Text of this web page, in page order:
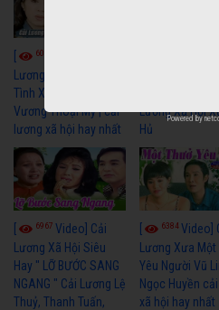
6051
Lương Xưa : Nghĩa Cũ
Tình Xưa - Minh
Vương Thoại Mỹ | cải
lương xã hội hay nhất
Lương Xã Hội
Hủ
6967 Video] Cải
Lương Xã Hội Siêu
Hay " LỠ BƯỚC SANG
NGANG " Cải Lương Lệ
Thuỷ, Thanh Tuấn,
6384Video]
Lương Xưa
Yêu Người Vũ
Ngọc Huyền
xã hội hay nhất
Powered by